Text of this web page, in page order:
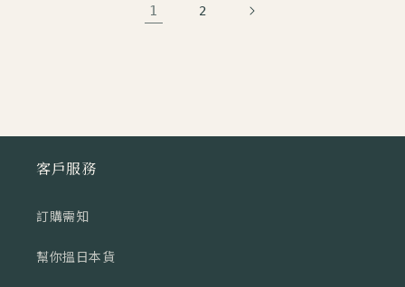
1 2
客戶服務
訂購需知
幫你搵日本貨